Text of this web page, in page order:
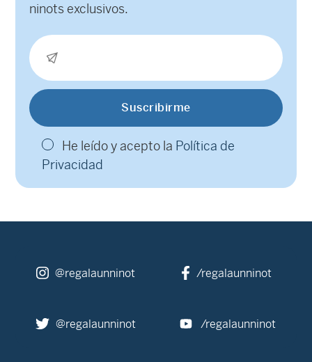
ninots exclusivos.
He leído y acepto la Política de
Privacidad
@regalaunninot /regalaunninot
@regalaunninot /regalaunninot